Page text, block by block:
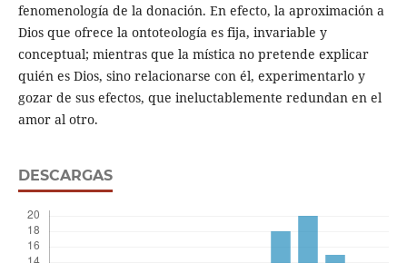
fenomenología de la donación. En efecto, la aproximación a
Dios que ofrece la ontoteología es fija, invariable y
conceptual; mientras que la mística no pretende explicar
quién es Dios, sino relacionarse con él, experimentarlo y
gozar de sus efectos, que ineluctablemente redundan en el
amor al otro.
DESCARGAS